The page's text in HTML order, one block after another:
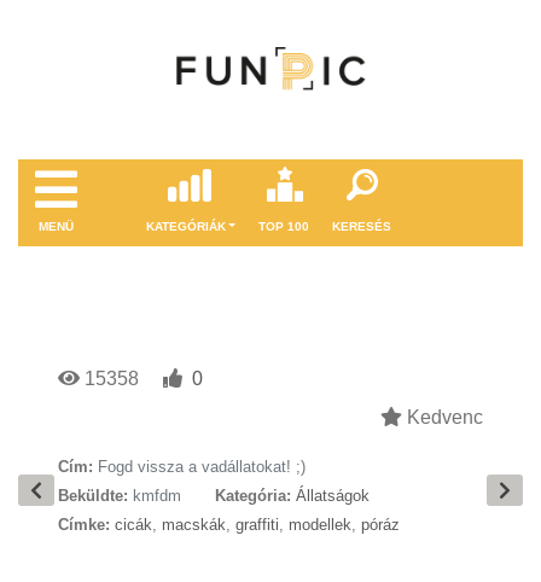
MENÜ KATEGÓRIÁK TOP 100 KERESÉS
15358
0
Kedvenc
Cím: Fogd vissza a vadállatokat! ;)
Beküldte: kmfdm Kategória: Állatságok
Címke: cicák, macskák, graffiti, modellek, póráz